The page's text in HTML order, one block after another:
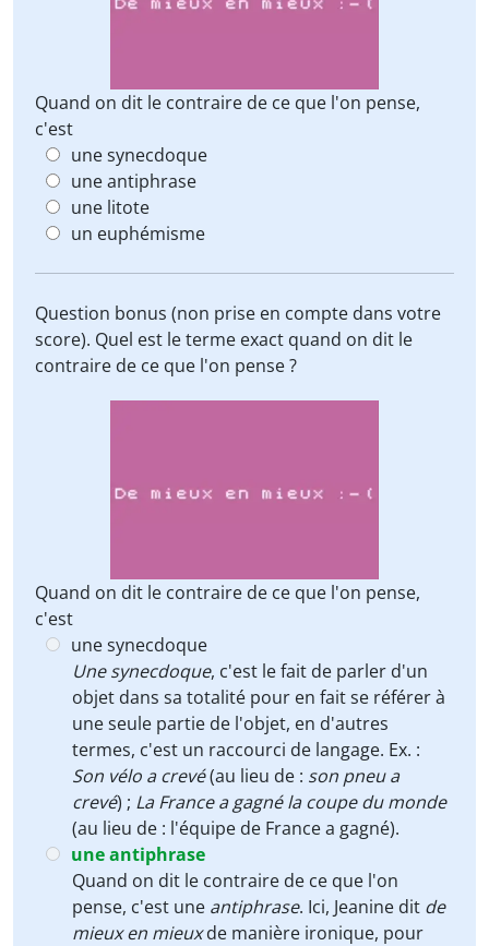
Quand on dit le contraire de ce que l'on pense,
c'est
une synecdoque
une antiphrase
une litote
un euphémisme
Question bonus (non prise en compte dans votre
score). Quel est le terme exact quand on dit le
contraire de ce que l'on pense ?
Quand on dit le contraire de ce que l'on pense,
c'est
une synecdoque
Une synecdoque, c'est le fait de parler d'un
objet dans sa totalité pour en fait se référer à
une seule partie de l'objet, en d'autres
termes, c'est un raccourci de langage. Ex. :
Son vélo a crevé(au lieu de : son pneu a
crevé) ; La France a gagné la coupe du monde
(au lieu de : l'équipe de France a gagné).
une antiphrase
Quand on dit le contraire de ce que l'on
pense, c'est une antiphrase. Ici, Jeanine dit de
mieux en mieuxde manière ironique, pour